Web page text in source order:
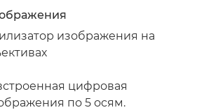
изображения на
цифровая
по 5 осям.